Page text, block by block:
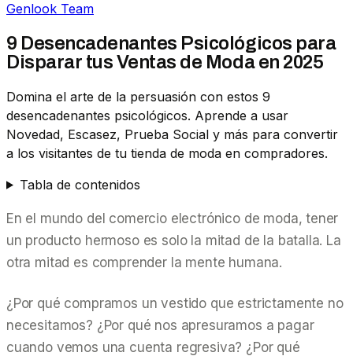
Genlook Team
9 Desencadenantes Psicológicos para
Disparar tus Ventas de Moda en 2025
Domina el arte de la persuasión con estos 9
desencadenantes psicológicos. Aprende a usar
Novedad, Escasez, Prueba Social y más para convertir
a los visitantes de tu tienda de moda en compradores.
Tabla de contenidos
En el mundo del comercio electrónico de moda, tener
un producto hermoso es solo la mitad de la batalla. La
otra mitad es comprender la mente humana.
¿Por qué compramos un vestido que estrictamente no
necesitamos? ¿Por qué nos apresuramos a pagar
cuando vemos una cuenta regresiva? ¿Por qué